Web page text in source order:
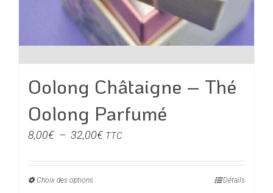
Oolong Châtaigne – Thé
Oolong Parfumé
8,00€ – 32,00€Plage
prix :
TTC
Choix des optionsCe
Détails